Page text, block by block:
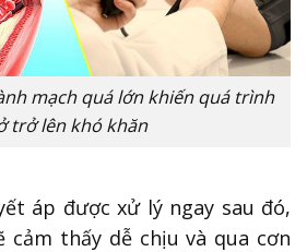
mạch quá lớn khiến quá trình
trở lên khó khăn
áp được xử lý ngay sau đó,
cảm thấy dễ chịu và qua cơn